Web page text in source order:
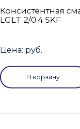
Консистентная
LGLT 2/0.4 SKF
Цена: руб.
В корзину